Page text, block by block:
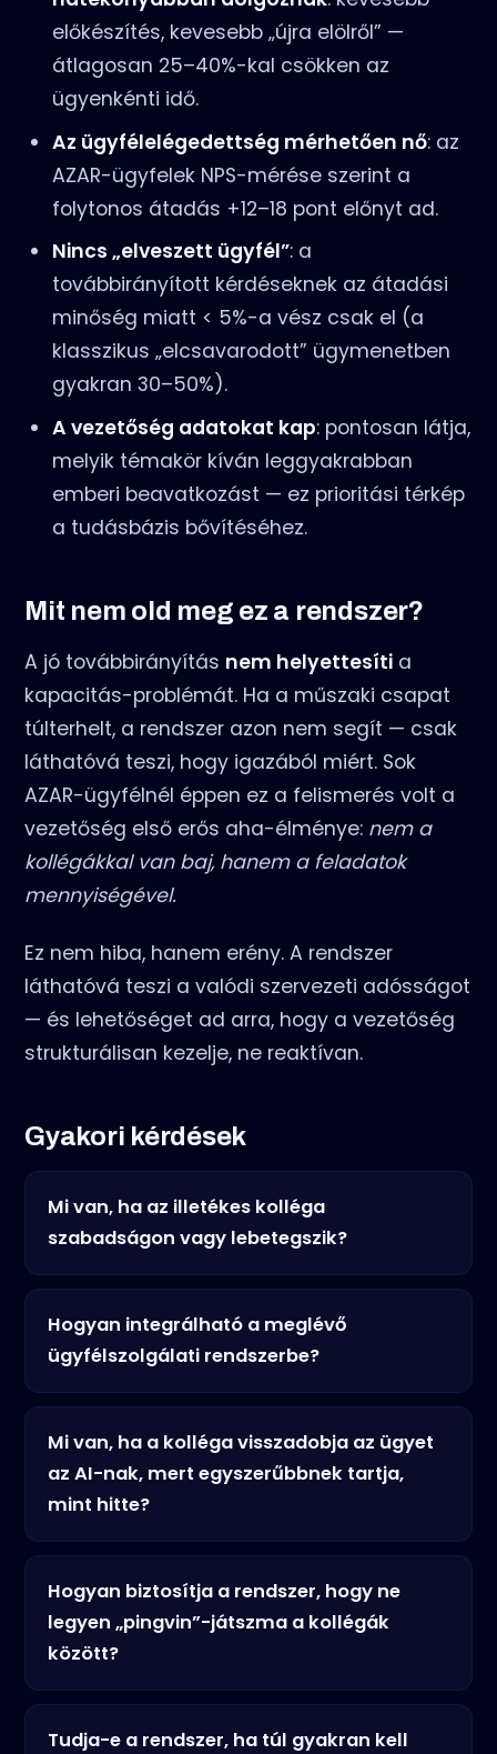
előkészítés, kevesebb „újra elölről” —
átlagosan 25–40%-kal csökken az
ügyenkénti idő.
Az ügyfélelégedettség mérhetően nő: az
AZAR-ügyfelek NPS-mérése szerint a
folytonos átadás +12–18 pont előnyt ad.
Nincs „elveszett ügyfél”: a
továbbirányított kérdéseknek az átadási
minőség miatt < 5%-a vész csak el (a
klasszikus „elcsavarodott” ügymenetben
gyakran 30–50%).
A vezetőség adatokat kap: pontosan látja,
melyik témakör kíván leggyakrabban
emberi beavatkozást — ez prioritási térkép
a tudásbázis bővítéséhez.
Mit nem old meg ez a rendszer?
A jó továbbirányítás nem helyettesíti a
kapacitás-problémát. Ha a műszaki csapat
túlterhelt, a rendszer azon nem segít — csak
láthatóvá teszi, hogy igazából miért. Sok
AZAR-ügyfélnél éppen ez a felismerés volt a
vezetőség első erős aha-élménye: nem a
kollégákkal van baj, hanem a feladatok
mennyiségével.
Ez nem hiba, hanem erény. A rendszer
láthatóvá teszi a valódi szervezeti adósságot
— és lehetőséget ad arra, hogy a vezetőség
strukturálisan kezelje, ne reaktívan.
Gyakori kérdések
Mi van, ha az illetékes kolléga
szabadságon vagy lebetegszik?
Hogyan integrálható a meglévő
ügyfélszolgálati rendszerbe?
Mi van, ha a kolléga visszadobja az ügyet
az AI-nak, mert egyszerűbbnek tartja,
mint hitte?
Hogyan biztosítja a rendszer, hogy ne
legyen „pingvin”-játszma a kollégák
között?
Tudja-e a rendszer, ha túl gyakran kell